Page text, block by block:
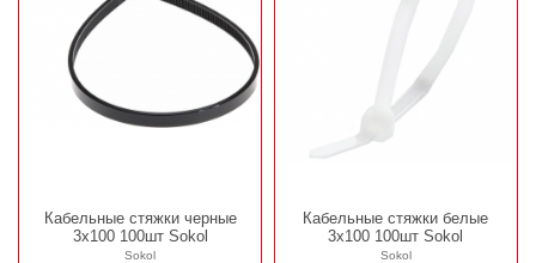
Кабельные стяжки черные
3х100 100шт Sokol
Sokol
Кабельные стяжки белые
3х100 100шт Sokol
Sokol